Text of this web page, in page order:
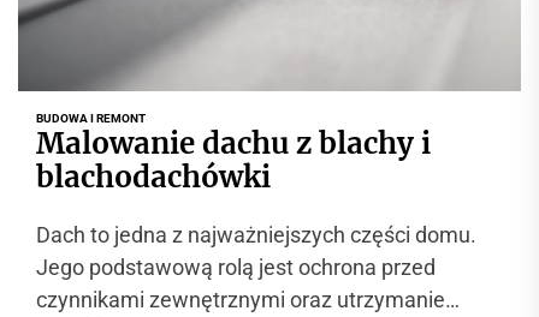
BUDOWA I REMONT
Malowanie dachu z blachy i
blachodachówki
Dach to jedna z najważniejszych części domu.
Jego podstawową rolą jest ochrona przed
czynnikami zewnętrznymi oraz utrzymanie